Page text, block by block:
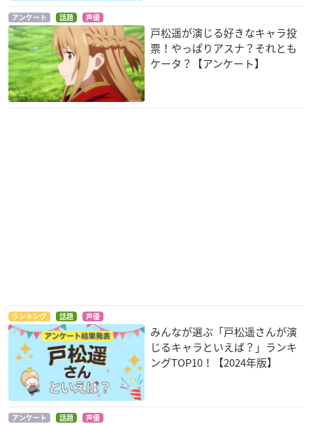
ソードアート・オン
ライン アリシゼーシ
ョン
妖怪ウォッチ シャド
ウサイド
ケースケ
PERSONA5 the Ani
いつだって僕らの恋
は10センチだった。
つうかあ
永井みさき
アンケート 話題 声優
戸松遥が演じる好きなキャラ投
票！やっぱりアスナ？それとも
ケータ？【アンケート】
ランキング 話題 声優
みんなが選ぶ「戸松遥さんが演
じるキャラといえば？」ランキ
ングTOP10！【2024年版】
アンケート 話題 声優